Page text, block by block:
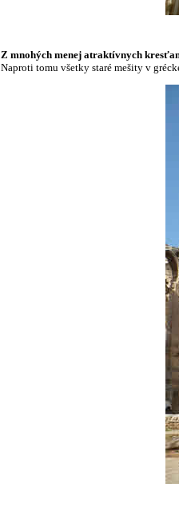
Z mnohých menej atraktívnych
Naproti tomu všetky staré mešity v